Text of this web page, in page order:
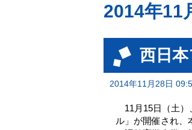
2014年11
西日
2014年11月28日
11月15日（土）
ル」が開催され、